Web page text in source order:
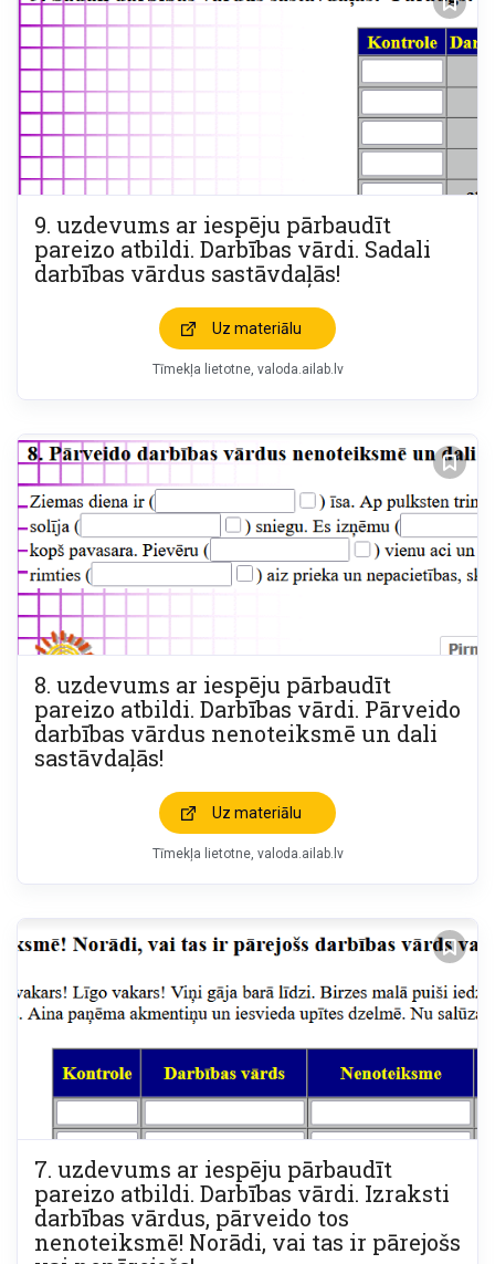
9. uzdevums ar iespēju pārbaudīt
pareizo atbildi. Darbības vārdi. Sadali
darbības vārdus sastāvdaļās!
Uz materiālu
Tīmekļa lietotne valoda.ailab.lv
8. uzdevums ar iespēju pārbaudīt
pareizo atbildi. Darbības vārdi. Pārveido
darbības vārdus nenoteiksmē un dali
sastāvdaļās!
Uz materiālu
Tīmekļa lietotne valoda.ailab.lv
7. uzdevums ar iespēju pārbaudīt
pareizo atbildi. Darbības vārdi. Izraksti
darbības vārdus, pārveido tos
nenoteiksmē! Norādi, vai tas ir pārejošs